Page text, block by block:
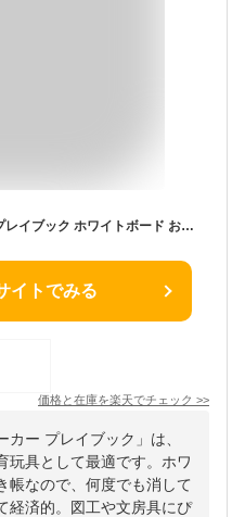
かいてけしてあそべる マーカー プレイブック ホワイトボード お絵かき帳 アーテック Artec 知育玩具 子供用 ユニセックス 男の子 女の子 図工文房具 保育園 幼稚園 幼児 小学生 キッズグッズ 誕生日プレゼント 入学祝い 入園祝いに
イトでみる
価格と在庫を楽天でチェック >>
カー プレイブック」は、
玩具として最適です。ホワ
帳なので、何度でも消して
経済的。図工や文房具にぴ